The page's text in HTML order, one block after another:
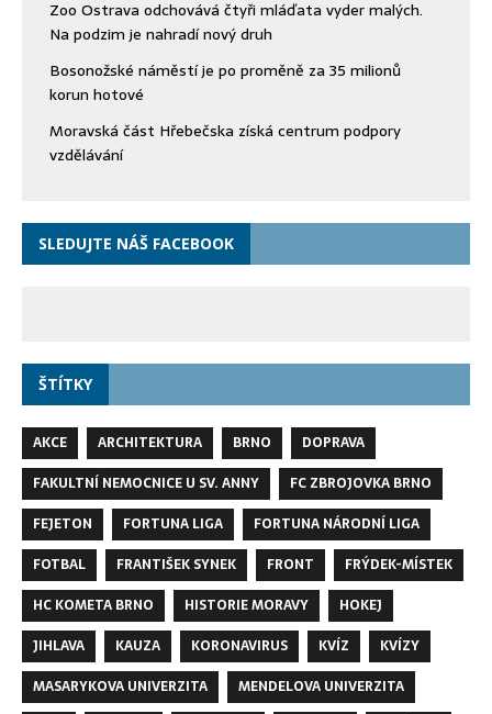
Zoo Ostrava odchovává čtyři mláďata vyder malých.
Na podzim je nahradí nový druh
Bosonožské náměstí je po proměně za 35 milionů
korun hotové
Moravská část Hřebečska získá centrum podpory
vzdělávání
SLEDUJTE NÁŠ FACEBOOK
ŠTÍTKY
AKCE ARCHITEKTURA BRNO
DOPRAVA
FAKULTNÍ NEMOCNICE U SV. ANNY
FC ZBROJOVKA BRNO
FEJETON
FORTUNA LIGA
FORTUNA NÁRODNÍ LIGA
FOTBAL
FRANTIŠEK SYNEK FRONT
FRÝDEK-MÍSTEK
HC KOMETA BRNO
HISTORIE MORAVY
HOKEJ
JIHLAVA
KAUZA KORONAVIRUS KVÍZ
KVÍZY
MASARYKOVA UNIVERZITA
MENDELOVA UNIVERZITA